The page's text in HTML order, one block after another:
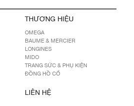
THƯƠNG HIỆU
OMEGA
BAUME & MERCIER
LONGINES
MIDO
TRANG SỨC & PHỤ KIỆN
ĐỒNG HỒ CỔ
LIÊN HỆ